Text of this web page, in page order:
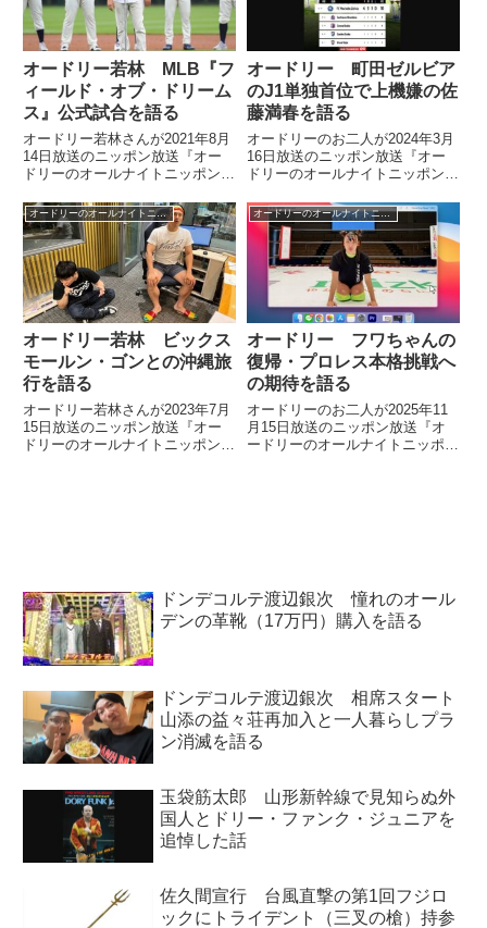
オードリー若林 MLB『フ
ィールド・オブ・ドリーム
ス』公式試合を語る
オードリー若林さんが2021年8月
14日放送のニッポン放送『オー
ドリーのオールナイトニッポン』
た『フィールド・オブ・ドリーム
ス』試合について話していまし
た。
オードリー 町田ゼルビア
のJ1単独首位で上機嫌の佐
藤満春を語る
オードリーのお二人が2024年3月
16日放送のニッポン放送『オー
ドリーのオールナイトニッポン』
連勝でJ1の単独首位に立ったこ
とについてトーク。ゼルビアファ
ンの番組構成作家・佐藤満春さん
が上機嫌であることなどを話して
いました。
オードリーのオールナイトニッポン
オードリー若林 ビックス
モールン・ゴンとの沖縄旅
行を語る
オードリー若林さんが2023年7月
15日放送のニッポン放送『オー
ドリーのオールナイトニッポン』
オードリーのオールナイトニッポン
オードリー フワちゃんの
復帰・プロレス本格挑戦へ
の期待を語る
オードリーのお二人が2025年11
月15日放送のニッポン放送『オ
ードリーのオールナイトニッポ
ドンデコルテ渡辺銀次 憧れのオール
デンの革靴（17万円）購入を語る
ドンデコルテ渡辺銀次 相席スタート
山添の益々荘再加入と一人暮らしプラ
ン消滅を語る
玉袋筋太郎 山形新幹線で見知らぬ外
国人とドリー・ファンク・ジュニアを
追悼した話
佐久間宣行 台風直撃の第1回フジロ
ックにトライデント（三叉の槍）持参